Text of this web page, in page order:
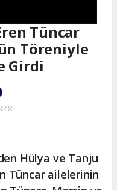
Tüncar
Töreniyle
Girdi
Hülya ve Tanju
Tüncar ailelerinin